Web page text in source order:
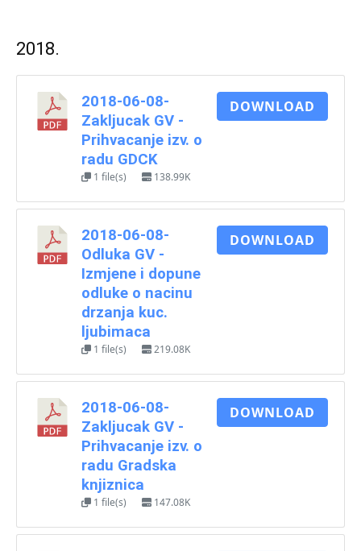
2018.
2018-06-08-
Zakljucak GV -
Prihvacanje izv. o
radu GDCK
1 file(s) 138.99K
DOWNLOAD
2018-06-08-
Odluka GV -
Izmjene i dopune
odluke o nacinu
drzanja kuc.
ljubimaca
1 file(s) 219.08K
DOWNLOAD
2018-06-08-
Zakljucak GV -
Prihvacanje izv. o
radu Gradska
knjiznica
1 file(s) 147.08K
DOWNLOAD